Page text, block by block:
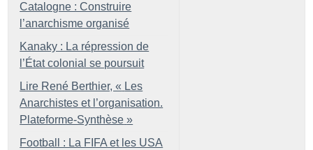
Catalogne : Construire
l’anarchisme organisé
Kanaky : La répression de
l’État colonial se poursuit
Lire René Berthier, « Les
Anarchistes et l’organisation.
Plateforme-Synthèse »
Football : La FIFA et les USA